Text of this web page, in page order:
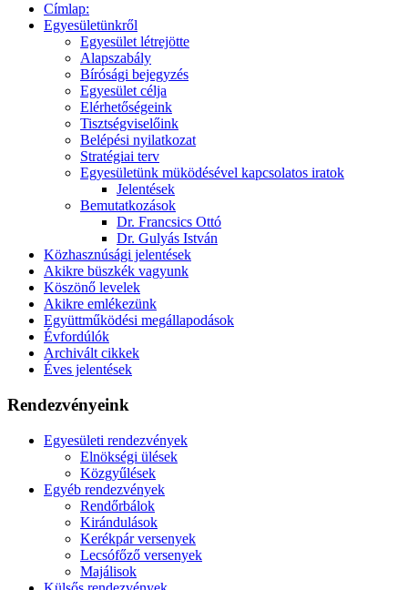
Címlap:
Egyesületünkről
Egyesület létrejötte
Alapszabály
Bírósági bejegyzés
Egyesület célja
Elérhetőségeink
Tisztségviselőink
Belépési nyilatkozat
Stratégiai terv
Egyesületünk müködésével kapcsolatos iratok
Jelentések
Bemutatkozások
Dr. Francsics Ottó
Dr. Gulyás István
Közhasznúsági jelentések
Akikre büszkék vagyunk
Köszönő levelek
Akikre emlékezünk
Együttműködési megállapodások
Évfordúlók
Archivált cikkek
Éves jelentések
Rendezvényeink
Egyesületi rendezvények
Elnökségi ülések
Közgyűlések
Egyéb rendezvények
Rendőrbálok
Kirándulások
Kerékpár versenyek
Lecsófőző versenyek
Majálisok